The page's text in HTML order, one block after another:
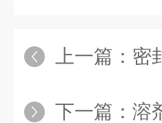
上一篇： 密
下一篇： 溶